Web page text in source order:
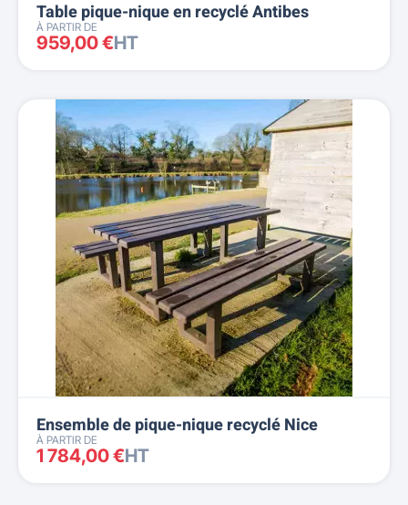
Table pique-nique en recyclé Antibes
À PARTIR DE
959,00 €HT
Ensemble de pique-nique recyclé Nice
À PARTIR DE
1 784,00 €HT